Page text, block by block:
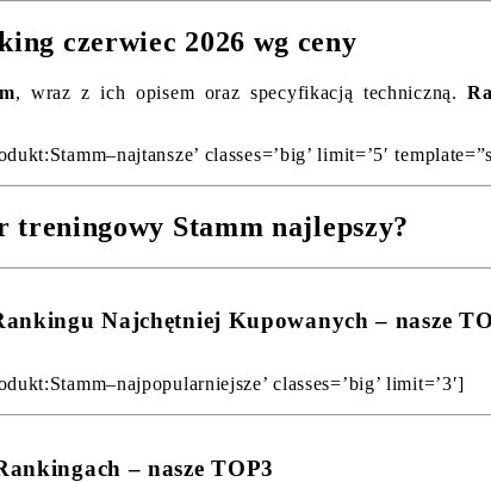
czerwiec 2026 wg ceny
, wraz z ich opisem oraz specyfikacją techniczną.
classes=’big’ limit=’5′
Stamm najlepszy?
Najchętniej Kupowanych – nasze
classes=’big’ limit=’3′]
– nasze TOP3